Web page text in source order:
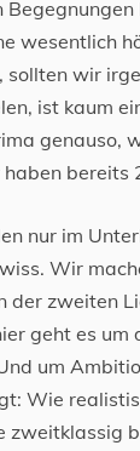
wesentlich
sollten wir
ist kaum
genauso,
bereits
nur im
Wir
der zweiten
geht es um
um
Wie
zweitklassig